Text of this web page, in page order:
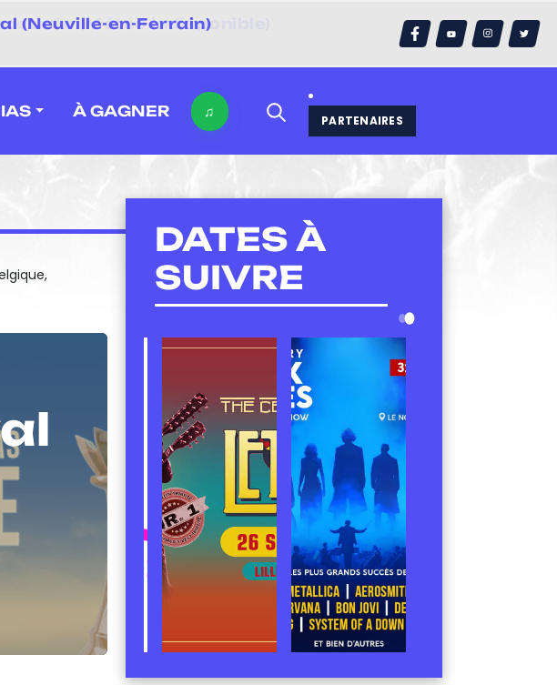
(Neuville-en-Ferrain)
À GAGNER ♫
PARTENAIRES
DATES À
SUIVRE